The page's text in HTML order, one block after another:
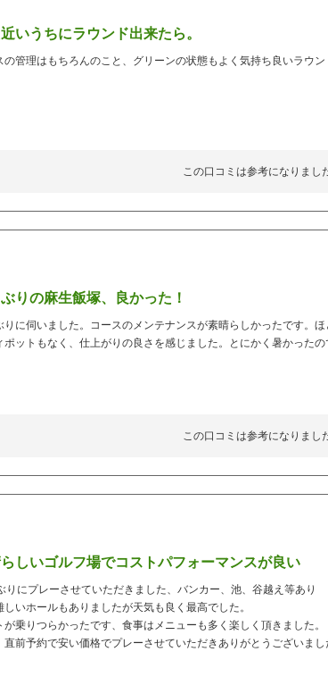
いうちにラウンド出来たら。
の管理はもちろんのこと、グリーンの状態もよく気持ち良いラウン
この口コミは参考になりまし
りの麻生飯塚、良かった！
りに伺いました。コースのメンテナンスが素晴らしかったです。
ポットもなく、仕上がりの良さを感じました。とにかく暑かったの
この口コミは参考になりまし
しいゴルフ場でコストパフォーマンスが良い
りにプレーさせていただきました、バンカー、池、谷越え等あり
しいホールもありましたが天気も良く最高でした。
が乗りつらかったです、食事はメニューも多く楽しく頂きました。
直前予約で安い価格でプレーさせていただきありがとうございまし